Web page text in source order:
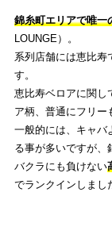
錦糸町エリアで唯一
LOUNGE）。
系列店舗には恵比寿
す。
恵比寿ベロアに関し
ア柄、普通にフリー
一般的には、キャバ
る事が多いですが、
バクラにも負けない
でランクインしまし